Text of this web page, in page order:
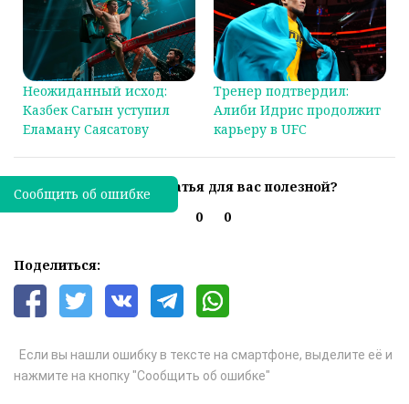
Неожиданный исход:
Казбек Сагын уступил
Еламану Саясатову
Тренер подтвердил:
Алиби Идрис продолжит
карьеру в UFC
Была ли эта статья для вас полезной?
0
0
Поделиться:
Если вы нашли ошибку в тексте на смартфоне, выделите её и
нажмите на кнопку "Сообщить об ошибке"
Сообщить об ошибке